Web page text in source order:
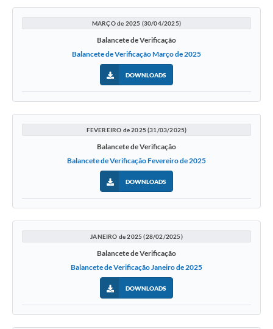
Turismo
Legislação
Telefones Úteis
Enquete
Diário Oficial
MARÇO de 2025 (30/04/2025)
Balancete de Verificação
Balancete de Verificação Março de 2025
DOWNLOADS
FEVEREIRO de 2025 (31/03/2025)
Balancete de Verificação
Balancete de Verificação Fevereiro de 2025
DOWNLOADS
JANEIRO de 2025 (28/02/2025)
Balancete de Verificação
Balancete de Verificação Janeiro de 2025
DOWNLOADS